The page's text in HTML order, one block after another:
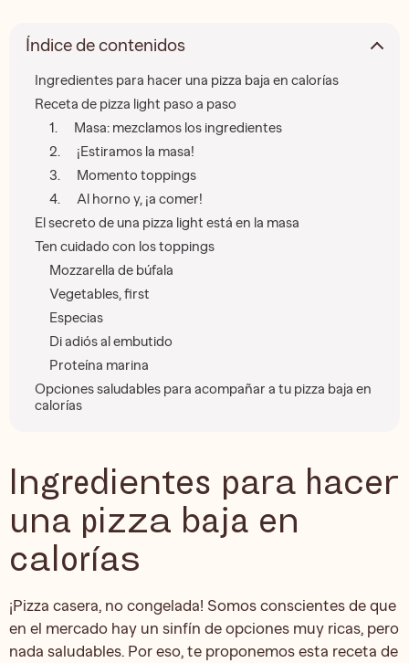
Índice de contenidos
Ingredientes para hacer una pizza baja en calorías
Receta de pizza light paso a paso
1. Masa: mezclamos los ingredientes
2. ¡Estiramos la masa!
3. Momento toppings
4. Al horno y, ¡a comer!
El secreto de una pizza light está en la masa
Ten cuidado con los toppings
Mozzarella de búfala
Vegetables, first
Especias
Di adiós al embutido
Proteína marina
Opciones saludables para acompañar a tu pizza baja en
calorías
Ingredientes para hacer
una pizza baja en
calorías
¡Pizza casera, no congelada! Somos conscientes de que
en el mercado hay un sinfín de opciones muy ricas, pero
nada saludables. Por eso, te proponemos esta receta de